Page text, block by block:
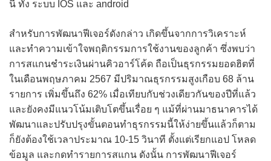
นี้ ทั้ง ระบบ IOS และ android
สำหรับการพัฒนาฟีเจอร์ดังกล่าว เกิดขึ้นจากการวิเคราะห์
และทำความเข้าใจพฤติกรรมการใช้งานของลูกค้า ซึ่งพบว่า
การสแกนชำระเงินผ่านคิวอาร์โค้ด ถือเป็นธุรกรรมยอดฮิตที่
ในเดือนพฤษภาคม 2567 มีปริมาณธุรกรรมสูงเกือบ 68 ล้าน
รายการ เพิ่มขึ้นถึง 62% เมื่อเทียบกับช่วงเดียวกันของปีที่แล้ว
และยังคงมีแนวโน้มเติบโตขึ้นเรื่อย ๆ แม้ที่ผ่านมาธนาคารได้
พัฒนาและปรับปรุงขั้นตอนทำธุรกรรมนี้ให้ง่ายขึ้นแล้วก็ตาม
ก็ยังต้องใช้เวลาประมาณ 10-15 วินาที ตั้งแต่เรียกแอป โหลด
ข้อมูล และกดทำรายการสแกน ดังนั้น การพัฒนาฟีเจอร์